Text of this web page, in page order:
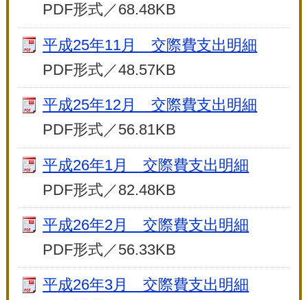
PDF形式／68.48KB
平成25年11月 交際費支出明細
PDF形式／48.57KB
平成25年12月 交際費支出明細
PDF形式／56.81KB
平成26年1月 交際費支出明細
PDF形式／82.48KB
平成26年2月 交際費支出明細
PDF形式／56.33KB
平成26年3月 交際費支出明細